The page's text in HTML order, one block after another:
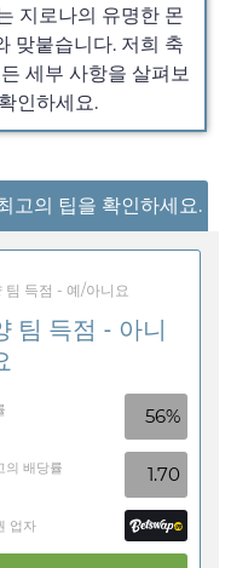
지로나의 유명한 몬
맞붙습니다. 저희 축
세부 사항을 살펴보
인하세요.
고의 팁을 확인하세요.
팀 득점 - 예/아니요
팀 득점 - 아니
56%
의 배당률 1.70
업자